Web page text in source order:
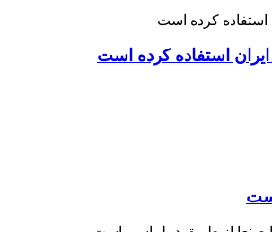
استفاده کرده است